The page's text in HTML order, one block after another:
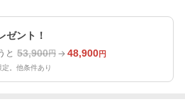
ゼント！
と 53,900円 48,900円
。他条件あり